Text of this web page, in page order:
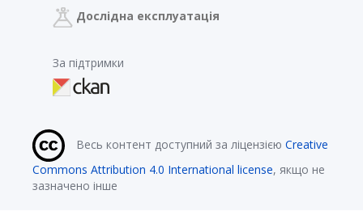
Дослідна експлуатація
За підтримки
Весь контент доступний за ліцензією Creative
Commons Attribution 4.0 International license, якщо не
зазначено інше